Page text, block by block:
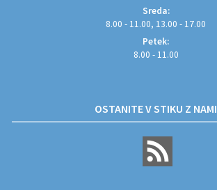
Sreda:
8.00 - 11.00, 13.00 - 17.00
Petek:
8.00 - 11.00
OSTANITE V STIKU Z NAMI